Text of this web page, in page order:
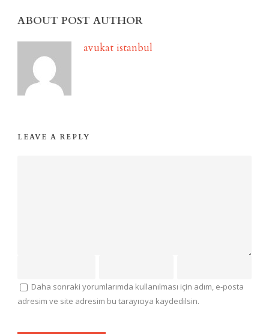
ABOUT POST AUTHOR
avukat istanbul
LEAVE A REPLY
Daha sonraki yorumlarımda kullanılması için adım, e-posta
adresim ve site adresim bu tarayıcıya kaydedilsin.